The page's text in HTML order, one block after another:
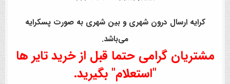
کرایه ارسال درون شهری و بین شهری به صورت پسکرایه
می‌باشد.
مشتریان گرامی حتما قبل از خرید تایر ها
"استعلام" بگیرید.